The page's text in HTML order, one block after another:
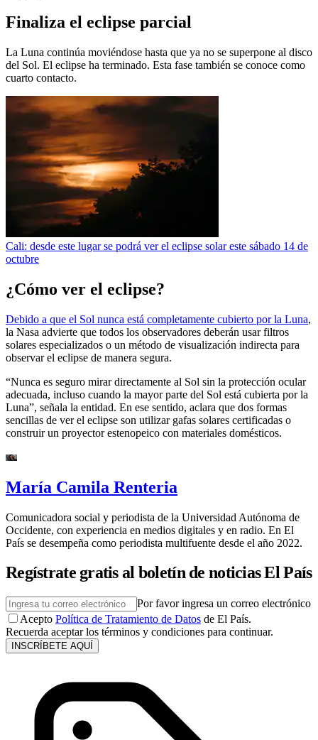
Finaliza el eclipse parcial
La Luna continúa moviéndose hasta que ya no se superpone al disco
del Sol. El eclipse ha terminado. Esta fase también se conoce como
cuarto contacto.
Cali: desde este lugar se podrá ver el eclipse solar este sábado 14 de
octubre
¿Cómo ver el eclipse?
Debido a que el Sol nunca está completamente cubierto por la Luna,
la Nasa advierte que todos los observadores deberán usar filtros
solares especializados o un método de visualización indirecta para
observar el eclipse de manera segura.
“Nunca es seguro mirar directamente al Sol sin la protección ocular
adecuada, incluso cuando la mayor parte del Sol está cubierta por la
Luna”, señala la entidad. En ese sentido, aclara que dos formas
sencillas de ver el eclipse son utilizar gafas solares certificadas o
construir un proyector estenopeico con materiales domésticos.
María Camila Renteria
Comunicadora social y periodista de la Universidad Autónoma de
Occidente, con experiencia en medios digitales y en radio. En El
País se desempeña como periodista multifuente desde el año 2022.
Regístrate gratis al boletín de noticias El País
Por favor ingresa un correo electrónico
Acepto Política de Tratamiento de Datos de El País.
Recuerda aceptar los términos y condiciones para continuar.
INSCRÍBETE AQUÍ